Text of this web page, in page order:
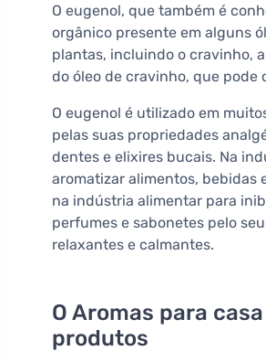
O eugenol, que também é
orgânico presente em alguns
plantas, incluindo o cravinho,
do óleo de cravinho, que pode
O eugenol é utilizado em
pelas suas propriedades
dentes e elixires bucais. Na
aromatizar alimentos, bebidas
na indústria alimentar para
perfumes e sabonetes pelo
relaxantes e calmantes.
O Aromas para
produtos